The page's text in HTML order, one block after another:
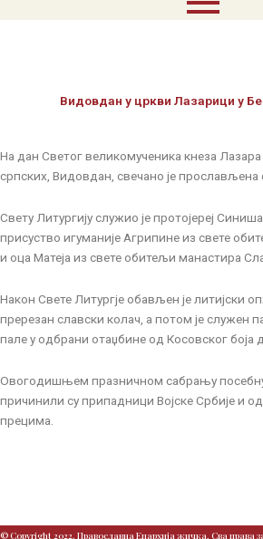
Видовдан у цркви Лазарици у
На дан Светог великомученика кнеза
српских, Видовдан, свечано је прослављена
Свету Литургију служио је протојереј
присуство игуманије Агрипине из свете
и оца Матеја из свете обитељи манастира
Након Свете Литургје обављен је литијски
пререзан славски колач, а потом је служен
пале у одбрани отаџбине од Косовског
Овогодишњем празничном сабрању посебну
причинили су припадници Војске Србије и
прецима.
© Copyright 2022. Православна Епархија жичка. Сва права